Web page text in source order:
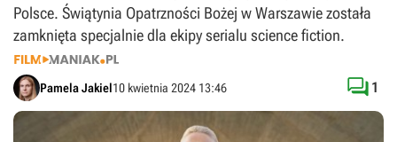
Polsce. Świątynia Opatrzności Bożej w Warszawie została
zamknięta specjalnie dla ekipy serialu science fiction.
Pamela Jakiel10 kwietnia 2024 13:46  1